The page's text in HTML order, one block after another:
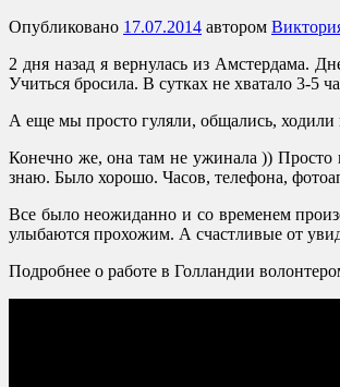
Опубликовано 17.07.2014 автором
2 дня назад я вернулась из Амстердама.
Учиться бросила. В сутках не хватало 3-5
А еще мы просто гуляли, общались,
Конечно же, она там не ужинала ))
знаю. Было хорошо. Часов, телефона,
Все было неожиданно и со временем
улыбаются прохожим. А счастливые от
Подробнее о работе в Голландии